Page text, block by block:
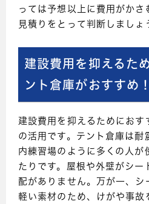
っては予想以上に費用がかさ
見積りをとって判断しましょ
建設費用を抑えるた
ント倉庫がおすすめ！
建設費用を抑えるためにおす
の活用です。テント倉庫は耐
内練習場のように多くの人が
たりです。屋根や外壁がシー
配がありません。万が一、シ
軽い素材のため、けがや事故